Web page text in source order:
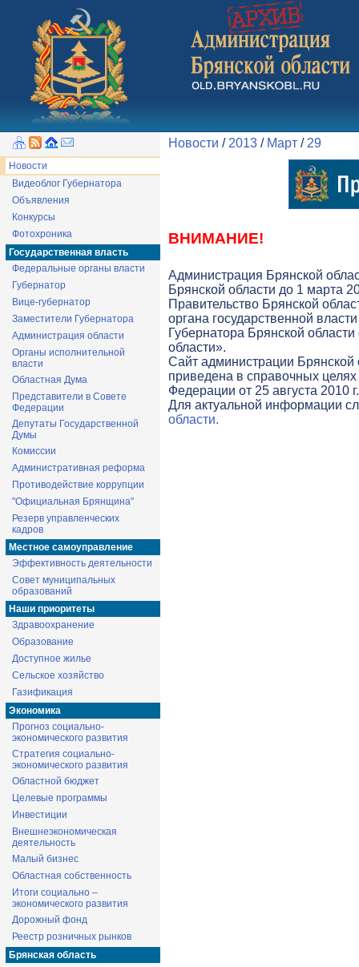
Новости
Видеоблог Губернатора
Объявления
Конкурсы
Фотохроника
Государственная власть
Федеральные органы власти
Губернатор
Вице-губернатор
Заместители Губернатора
Администрация области
Органы исполнительной
власти
Областная Дума
Представители в Совете
Федерации
Депутаты Государственной
Думы
Комиссии
Административная реформа
Противодействие коррупции
"Официальная Брянщина"
Резерв управленческих
кадров
Местное самоуправление
Эффективность деятельности
Совет муниципальных
образований
Наши приоритеты
Здравоохранение
Образование
Доступное жилье
Сельское хозяйство
Газификация
Экономика
Прогноз социально-
экономического развития
Стратегия социально-
экономического развития
Областной бюджет
Целевые программы
Инвестиции
Внешнеэкономическая
деятельность
Малый бизнес
Областная собственность
Итоги социально –
экономического развития
Дорожный фонд
Реестр розничных рынков
Брянская область
Новости / 2013 / Март / 29
ВНИМАНИЕ!
Администрация Брянской
Брянской области до 1 марта
Правительство Брянской
органа государственной
Губернатора Брянской
области».
Cайт администрации
приведена в справочных целях
Федерации от 25 августа 2010
Для актуальной информации
области.